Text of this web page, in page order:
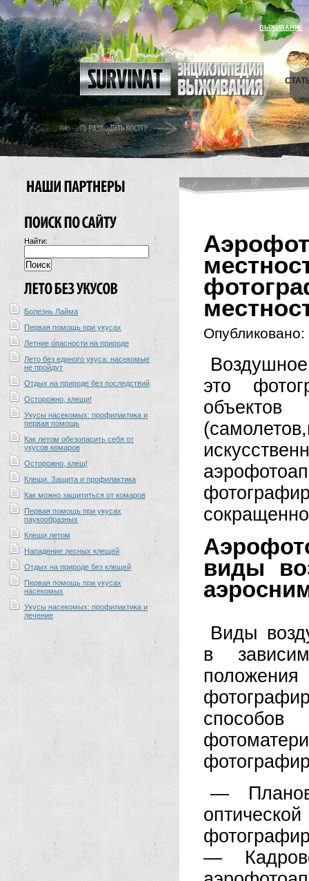
ВЫЖИВАНИЕ
Найти:
Болезнь Лайма
Первая помощь при укусах
Летние опасности на природе
Лето без единого укуса: насекомые
не пройдут
Отдых на природе без последствий
Осторожно, клещи!
Укусы насекомых: профилактика и
первая помощь
Как летом обезопасить себя от
укусов комаров
Осторожно, клещ!
Клещи. Защита и профилактика
Как можно защититься от комаров
Первая помощь при укусах
паукообразных
Клещи летом
Нападение лесных клещей
Отдых на природе без клещей
Первая помощь при укусах
насекомых
Укусы насекомых: профилактика и
лечение
Опубликовано:
это
виды
Виды
в
—
—